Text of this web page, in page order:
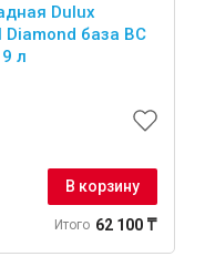
Dulux
база BC
л
В корзину
Итого 62 100 ₸